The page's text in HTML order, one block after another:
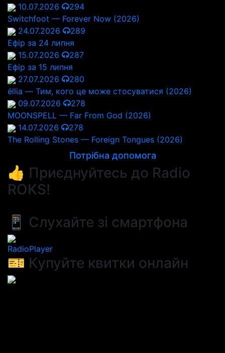
10.07.2026
294
Switchfoot — Forever Now (2026)
24.07.2026
289
Ефір за 24 липня
15.07.2026
287
Ефір за 15 липня
27.07.2026
280
éllia — Тим, кого це може стосуватися (2026)
09.07.2026
278
MOONSPELL — Far From God (2026)
14.07.2026
278
The Rolling Stones — Foreign Tongues (2026)
Потрібна допомога
👍 Приєднуйтесь до Radio
ROKS!
📱 Слухайте зі смартфона
RadioPlayer
🎫 Купуйте квитки онлайн